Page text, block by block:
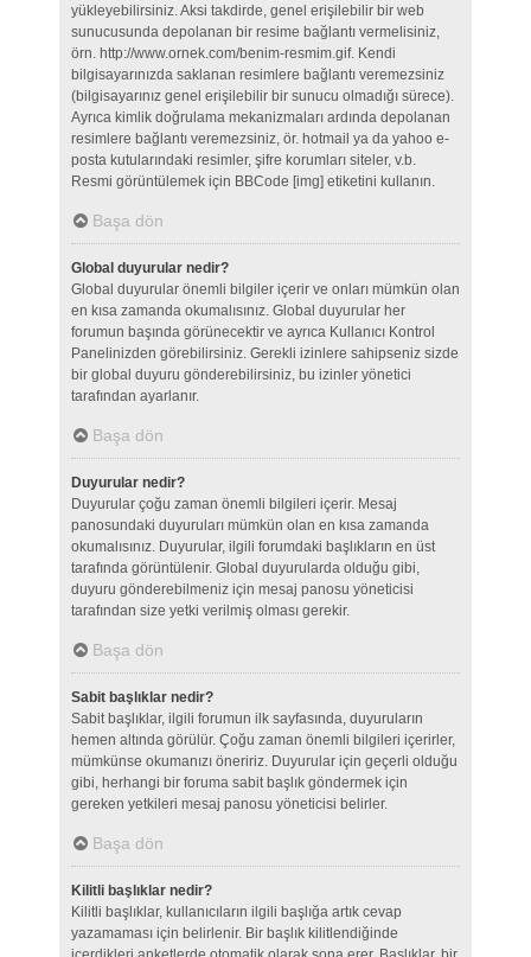
yükleyebilirsiniz. Aksi takdirde, genel erişilebilir bir web
sunucusunda depolanan bir resime bağlantı vermelisiniz,
örn. http://www.ornek.com/benim-resmim.gif. Kendi
bilgisayarınızda saklanan resimlere bağlantı veremezsiniz
(bilgisayarınız genel erişilebilir bir sunucu olmadığı sürece).
Ayrıca kimlik doğrulama mekanizmaları ardında depolanan
resimlere bağlantı veremezsiniz, ör. hotmail ya da yahoo e-
posta kutularındaki resimler, şifre korumları siteler, v.b.
Resmi görüntülemek için BBCode [img] etiketini kullanın.
Başa dön
Global duyurular nedir?
Global duyurular önemli bilgiler içerir ve onları mümkün olan
en kısa zamanda okumalısınız. Global duyurular her
forumun başında görünecektir ve ayrıca Kullanıcı Kontrol
Panelinizden görebilirsiniz. Gerekli izinlere sahipseniz sizde
bir global duyuru gönderebilirsiniz, bu izinler yönetici
tarafından ayarlanır.
Başa dön
Duyurular nedir?
Duyurular çoğu zaman önemli bilgileri içerir. Mesaj
panosundaki duyuruları mümkün olan en kısa zamanda
okumalısınız. Duyurular, ilgili forumdaki başlıkların en üst
tarafında görüntülenir. Global duyurularda olduğu gibi,
duyuru gönderebilmeniz için mesaj panosu yöneticisi
tarafından size yetki verilmiş olması gerekir.
Başa dön
Sabit başlıklar nedir?
Sabit başlıklar, ilgili forumun ilk sayfasında, duyuruların
hemen altında görülür. Çoğu zaman önemli bilgileri içerirler,
mümkünse okumanızı öneririz. Duyurular için geçerli olduğu
gibi, herhangi bir foruma sabit başlık göndermek için
gereken yetkileri mesaj panosu yöneticisi belirler.
Başa dön
Kilitli başlıklar nedir?
Kilitli başlıklar, kullanıcıların ilgili başlığa artık cevap
yazamaması için belirlenir. Bir başlık kilitlendiğinde